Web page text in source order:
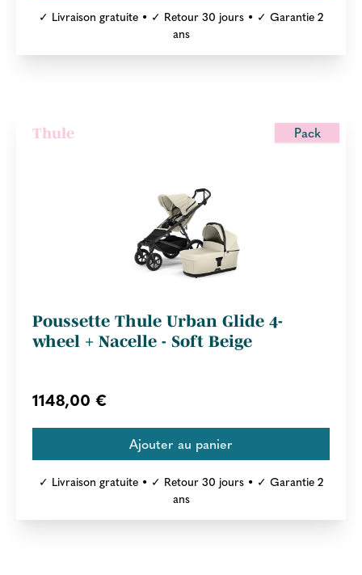
✓ Livraison gratuite • ✓ Retour 30 jours • ✓ Garantie 2
ans
Pack
Thule
Poussette Thule Urban Glide 4-
wheel + Nacelle - Soft Beige
1148,00 €
✓ Livraison gratuite • ✓ Retour 30 jours • ✓ Garantie 2
ans